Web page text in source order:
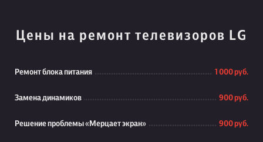
Цены на ремонт телевизоров LG
Ремонт блока питания 1 000 руб.
Замена динамиков 900 руб.
Решение проблемы «Мерцает экран» 900 руб.